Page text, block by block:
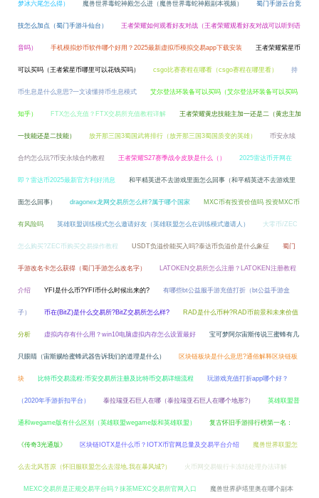
梦冰六尾怎么得） 魔兽世界毒蛇神殿怎么进（魔兽世界毒蛇神殿副本视频） 蜀门手游云台竞
技怎么加点（蜀门手游斗仙台） 王者荣耀如何观看好友对战（王者荣耀观看好友对战可以听到语
音吗） 手机模拟炒币软件哪个好用？2025最新虚拟币模拟交易app下载安装 王者荣耀紫星币
可以买吗（王者紫星币哪里可以花钱买吗） csgo比赛赛程在哪看（csgo赛程在哪里看） 持
币生息是什么意思?一文读懂持币生息模式 艾尔登法环装备可以买吗（艾尔登法环装备可以买吗
知乎） FTX怎么充值？FTX交易所充值教程详解 王者荣耀黄忠技能主加一还是二（黄忠主加
一技能还是二技能） 放开那三国3蜀国武将排行（放开那三国3蜀国质变的英雄） 币安永续
合约怎么玩?币安永续合约教程 王者荣耀S27赛季战令皮肤是什么（） 2025雷达币开网在
即？雷达币2025最新官方利好消息 和平精英进不去游戏里面怎么回事（和平精英进不去游戏里
面怎么回事） dragonex龙网交易所怎么样?属于哪个国家 MXC币有投资价值吗 投资MXC币
有风险吗 英雄联盟训练模式怎么邀请好友（英雄联盟怎么在训练模式邀请人） 大零币/ZEC
怎么购买?ZEC币购买交易操作教程 USDT负溢价能买入吗?泰达币负溢价是什么象征 蜀门
手游改名卡怎么获得（蜀门手游怎么改名字） LATOKEN交易所怎么注册？LATOKEN注册教程
介绍 YFI是什么币?YFI币什么时候出来的? 有哪些bt公益服手游充值打折（bt公益手游盒
子） 币在(BitZ)是什么交易所?BitZ交易所怎么样? RAD是什么币种?RAD币前景和未来价值
分析 虚拟内存有什么用？win10电脑虚拟内存怎么设置最好 宝可梦阿尔宙斯传说三蜜蜂有几
只眼睛（宙斯赐给蜜蜂武器告诉我们的道理是什么） 区块链板块是什么意思?通俗解释区块链板
块 比特币交易流程:币安交易所注册及比特币交易详细流程 玩游戏充值打折app哪个好？
（2020年手游折扣平台） 泰拉瑞亚石巨人在哪（泰拉瑞亚石巨人在哪个地形?） 英雄联盟普
通和wegame版有什么区别（英雄联盟wegame版和英雄联盟） 复古怀旧手游排行榜第一名：
《传奇3光通版》 区块链IOTX是什么币？IOTX币官网总量及交易平台介绍 魔兽世界联盟怎
么去北风苔原（怀旧服联盟怎么去湿地,我在暴风城?） 火币网交易银行卡冻结处理办法详解
MEXC交易所是正规交易平台吗？抹茶MEXC交易所官网入口 魔兽世界萨塔里奥在哪个副本